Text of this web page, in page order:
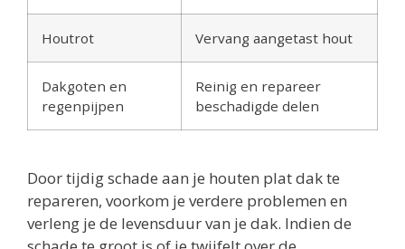
Houtrot Vervang aangetast hout
Dakgoten en
regenpijpen
Reinig en repareer
beschadigde delen
Door tijdig schade aan je houten plat dak te
repareren, voorkom je verdere problemen en
verleng je de levensduur van je dak. Indien de